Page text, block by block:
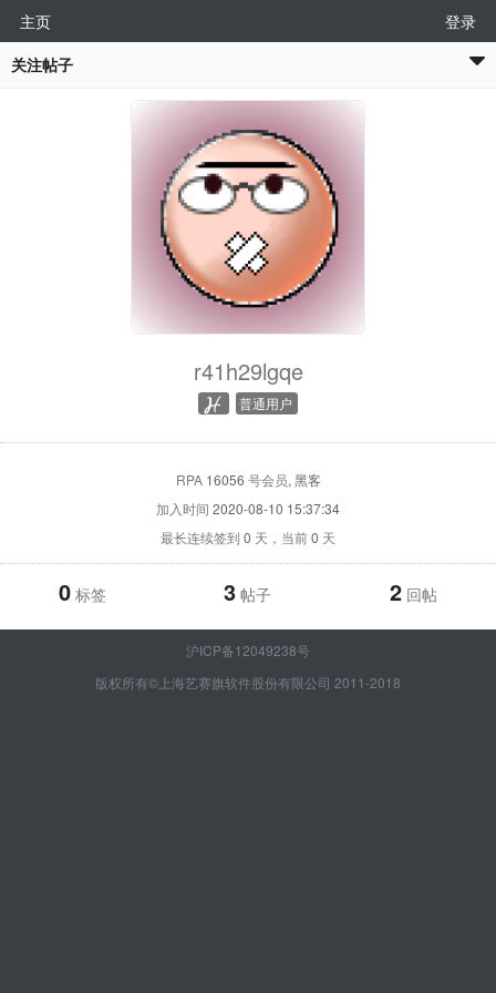
主页
登录
关注帖子
r41h29lgqe
普通用户
RPA16056 号会员, 黑客
加入时间 2020-08-10 15:37:34
最长连续签到 0 天，当前0 天
0 标签 3 帖子 2 回帖
沪ICP备12049238号
版权所有©上海艺赛旗软件股份有限公司 2011-2018